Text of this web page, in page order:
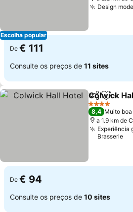
Escolha popular
Design
De € 111
Consulte os preços de 11 sites
Partilhar
Colwick
4 Estrelas
8,4 Muito boa
a 1.9 km de
Experiência
Brasserie
De € 94
Consulte os preços de 10 sites